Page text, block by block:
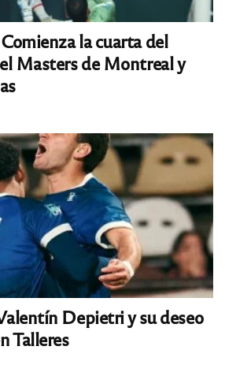
la cuarta del
Masters de Montreal y
Depietri y su deseo
Talleres